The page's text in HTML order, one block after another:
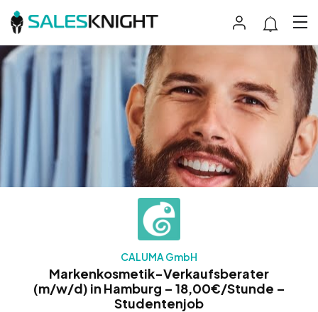
CALUMA GmbH
Markenkosmetik-Verkaufsberater
(m/w/d) in Hamburg – 18,00€/Stunde –
Studentenjob